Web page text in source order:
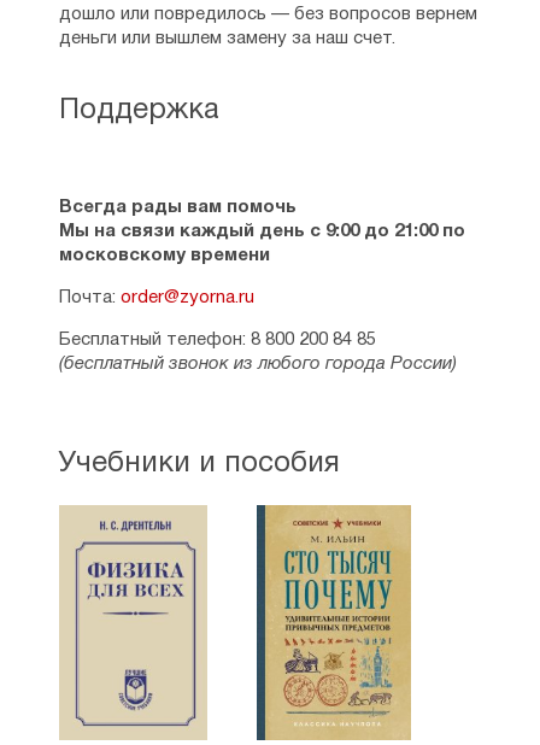
Поддержка
Всегда рады вам помочь
Мы на связи каждый день с 9:00 до 21:00 по
московскому времени
Почта: order@zyorna.ru
Бесплатный телефон: 8 800 200 84 85
(бесплатный звонок из любого города России)
дошло или повредилось — без вопросов вернем
деньги или вышлем замену за наш счет.
Учебники и пособия